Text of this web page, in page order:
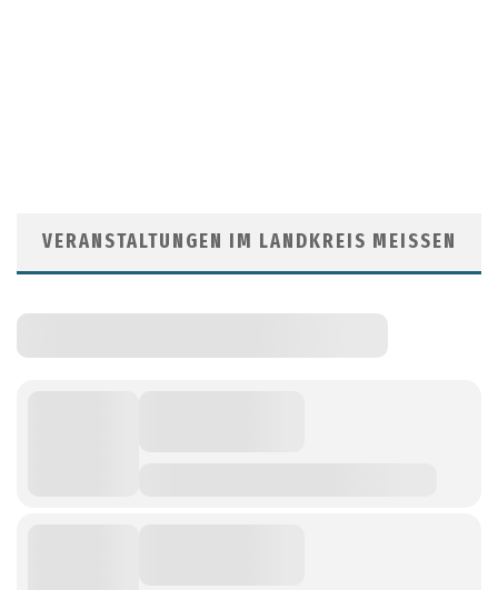
VERANSTALTUNGEN IM LANDKREIS MEISSEN